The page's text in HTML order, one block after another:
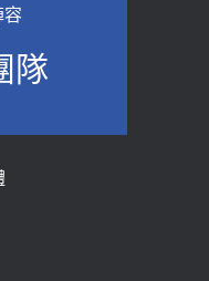
泌尿道感染
【年代電視
點可逆轉
容
隊